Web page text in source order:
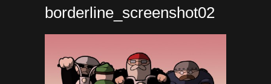
borderline_screenshot02